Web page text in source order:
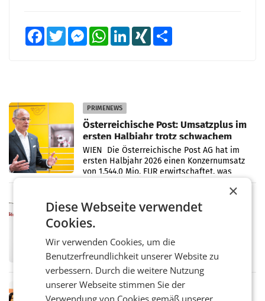
FacebookTwitter MessengerWhatsAppLinkedInXING
PRIMENEWS
Österreichische Post: Umsatzplus im
ersten Halbjahr trotz schwachem
Briefgeschäft
WIEN Die Österreichische Post AG hat im
ersten Halbjahr 2026 einen Konzernumsatz
von 1.544,0 Mio. EUR erwirtschaftet, was
ProSiebenSat.1 spart und macht
überraschend viel Gewinn
Fernsehkonzern ProSiebenSat.1 hat im
Frühjahr dank Kostensenkungen operativ
wieder Gewinn gemacht und die
Markterwartung deutlich übertroffen.
RETAIL
×
Diese Webseite verwendet
Cookies.
Wir verwenden Cookies, um die
Benutzerfreundlichkeit unserer Website zu
verbessern. Durch die weitere Nutzung
unserer Webseite stimmen Sie der
Verwendung von Cookies gemäß unserer